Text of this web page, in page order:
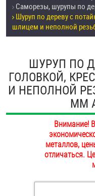
СКИДКИ
ПОКУПАТЕЛЯМ
ОПЛАТА И ДОСТАВКА
НАШИ МАГАЗИНЫ
Анкеры
Антивандальный
Болты и винты
Втулки
Гайки
Дюбели
Дюймовый
Саморезы, шурупы по
Шуруп по дереву с
шлицем и неполной
ШУРУП ПО
ГОЛОВКОЙ,
И НЕПОЛНОЙ
ММ
Внимание!
металлов,
отличаться.